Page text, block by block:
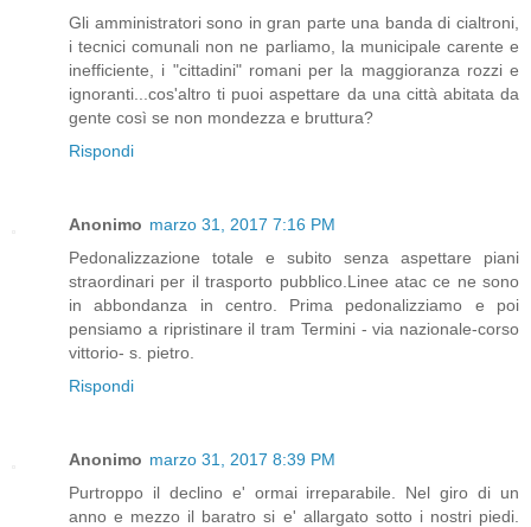
Gli amministratori sono in gran parte una banda di cialtroni,
i tecnici comunali non ne parliamo, la municipale carente e
inefficiente, i "cittadini" romani per la maggioranza rozzi e
ignoranti...cos'altro ti puoi aspettare da una città abitata da
gente così se non mondezza e bruttura?
Rispondi
Anonimo marzo 31, 2017 7:16 PM
Pedonalizzazione totale e subito senza aspettare piani
straordinari per il trasporto pubblico.Linee atac ce ne sono
in abbondanza in centro. Prima pedonalizziamo e poi
pensiamo a ripristinare il tram Termini - via nazionale-corso
vittorio- s. pietro.
Rispondi
Anonimo marzo 31, 2017 8:39 PM
Purtroppo il declino e' ormai irreparabile. Nel giro di un
anno e mezzo il baratro si e' allargato sotto i nostri piedi.